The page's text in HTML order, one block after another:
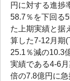
円に対する進捗
58.7％を下回る
た上期実績と据
算した7-12月期
25.1％減の10.3
実績である4-6
倍の7.8億円に